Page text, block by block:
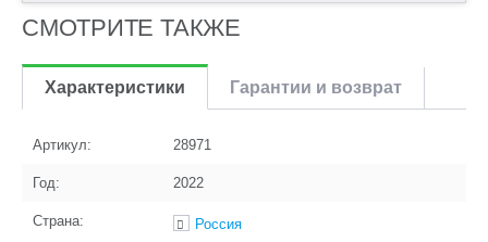
СМОТРИТЕ ТАКЖЕ
Характеристики Гарантии и возврат
Артикул: 28971
Год: 2022
Страна: Россия